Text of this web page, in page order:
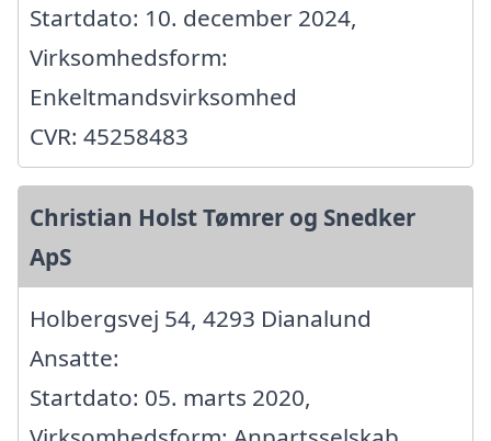
Startdato: 10. december 2024,
Virksomhedsform:
Enkeltmandsvirksomhed
CVR: 45258483
Christian Holst Tømrer og Snedker
ApS
Holbergsvej 54, 4293 Dianalund
Ansatte:
Startdato: 05. marts 2020,